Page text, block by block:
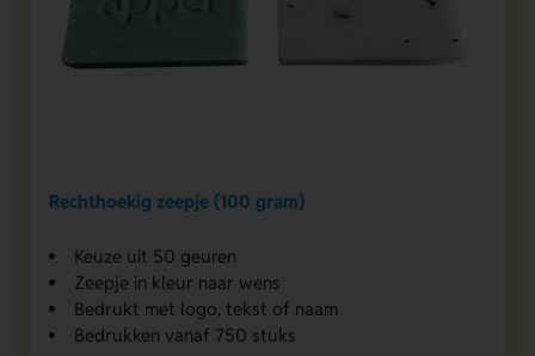
Rechthoekig zeepje (100 gram)
Keuze uit 50 geuren
Zeepje in kleur naar wens
Bedrukt met logo, tekst of naam
Bedrukken vanaf 750 stuks